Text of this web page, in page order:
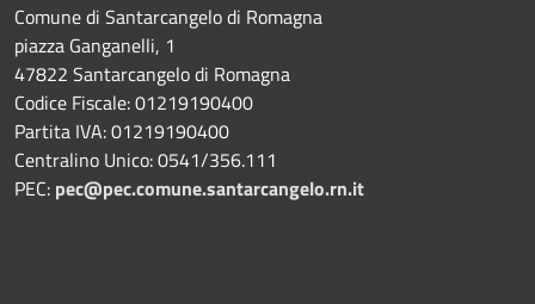
Comune di Santarcangelo di Romagna
piazza Ganganelli, 1
47822 Santarcangelo di Romagna
Codice Fiscale: 01219190400
Partita IVA: 01219190400
Centralino Unico: 0541/356.111
PEC: pec@pec.comune.santarcangelo.rn.it